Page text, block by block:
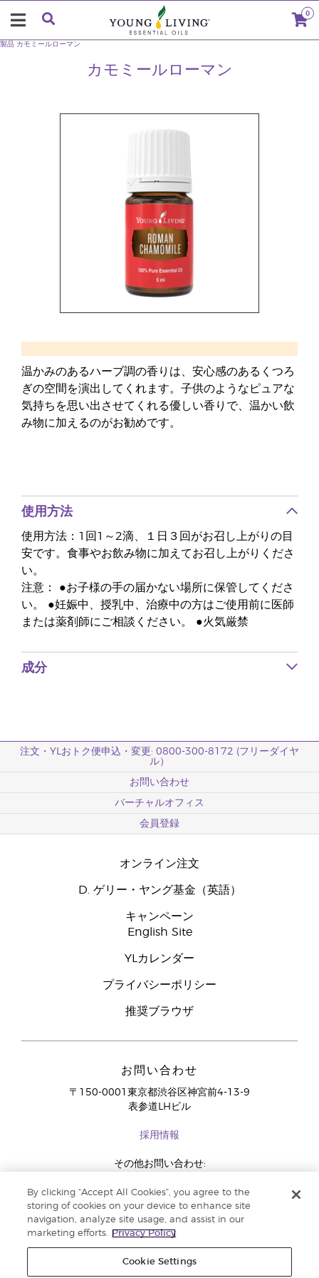
0
カモミールローマン
製品 カモミールローマン
温かみのあるハーブ調の香りは、安心感のあるくつろ
ぎの空間を演出してくれます。子供のようなピュアな
気持ちを思い出させてくれる優しい香りで、温かい飲
み物に加えるのがお勧めです。
使用方法
使用方法：1回1～2滴、１日３回がお召し上がりの目
安です。食事やお飲み物に加えてお召し上がりくださ
い。
注意： ●お子様の手の届かない場所に保管してくださ
い。 ●妊娠中、授乳中、治療中の方はご使用前に医師
または薬剤師にご相談ください。 ●火気厳禁
成分
注文・YLおトク便申込・変更: 0800-300-8172 (フリーダイヤ
ル）
お問い合わせ
バーチャルオフィス
会員登録
オンライン注文
D. ゲリー・ヤング基金（英語）
キャンペーン
English Site
YLカレンダー
プライバシーポリシー
推奨ブラウザ
お問い合わせ
〒150-0001東京都渋谷区神宮前4-13-9
表参道LHビル
採用情報
その他お問い合わせ:
By clicking “Accept All Cookies”, you agree to the
storing of cookies on your device to enhance site
navigation, analyze site usage, and assist in our
marketing efforts.
Privacy Policy
Cookie Settings